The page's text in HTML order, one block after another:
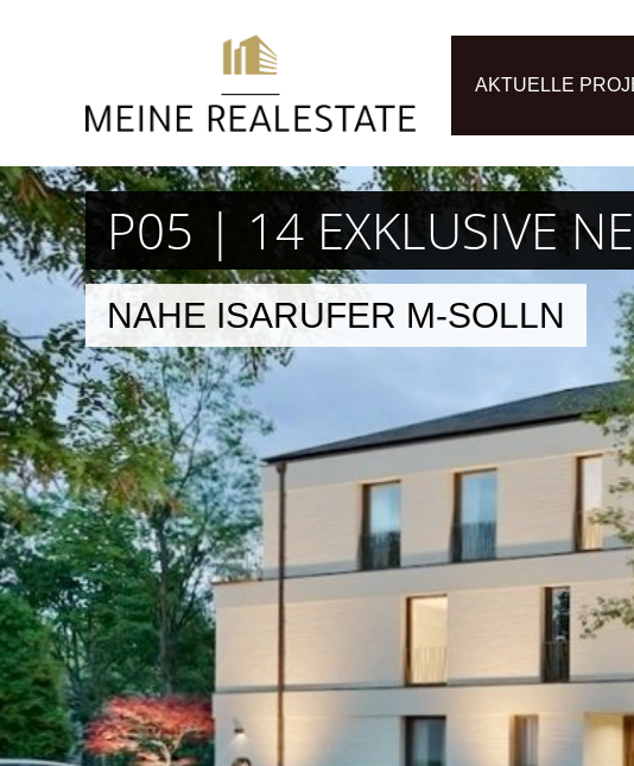
AKTUELLE
P05 | 14 EXKLUSIVE
NAHE ISARUFER M-SOLLN